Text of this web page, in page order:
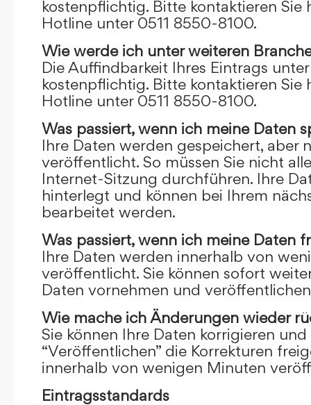
kostenpflichtig. Bitte kontaktieren Sie
Hotline unter 0511 8550-8100.
Wie werde ich unter weiteren
Die Auffindbarkeit Ihres Eintrags
kostenpflichtig. Bitte kontaktieren Sie
Hotline unter 0511 8550-8100.
Was passiert, wenn ich meine Daten
Ihre Daten werden gespeichert, aber
veröffentlicht. So müssen Sie nicht
Internet-Sitzung durchführen. Ihre
hinterlegt und können bei Ihrem
bearbeitet werden.
Was passiert, wenn ich meine Daten
Ihre Daten werden innerhalb von
veröffentlicht. Sie können sofort
Daten vornehmen und
Wie mache ich Änderungen wieder
Sie können Ihre Daten korrigieren
“Veröffentlichen” die Korrekturen
innerhalb von wenigen Minuten
Eintragsstandards